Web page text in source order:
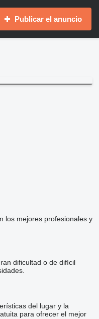
Publicar el anuncio
los mejores profesionales y
dificultad o de difícil
del lugar y la
para ofrecer el mejor